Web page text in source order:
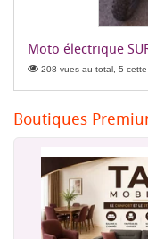
Moto électrique
208 vues au total, 5
Boutiques